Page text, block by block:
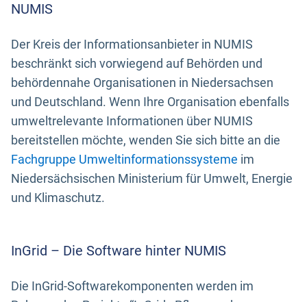
NUMIS
Der Kreis der Informationsanbieter in NUMIS
beschränkt sich vorwiegend auf Behörden und
behördennahe Organisationen in Niedersachsen
und Deutschland. Wenn Ihre Organisation ebenfalls
umweltrelevante Informationen über NUMIS
bereitstellen möchte, wenden Sie sich bitte an die
Fachgruppe Umweltinformationssysteme im
Niedersächsischen Ministerium für Umwelt, Energie
und Klimaschutz.
InGrid – Die Software hinter NUMIS
Die InGrid-Softwarekomponenten werden im